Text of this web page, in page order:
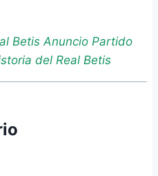
Betis Anuncio Partido
del Real Betis